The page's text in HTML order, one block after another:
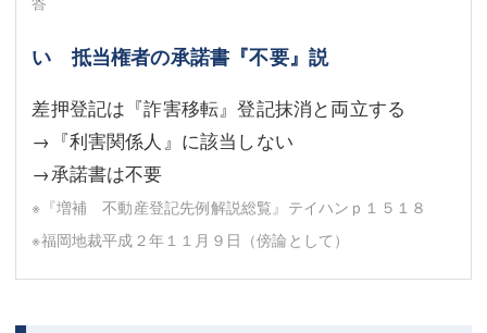
い 抵当権者の承諾書『不要』説
差押登記は『詐害移転』登記抹消と両立する
→『利害関係人』に該当しない
→承諾書は不要
※『増補 不動産登記先例解説総覧』テイハンｐ１５１８
※福岡地裁平成２年１１月９日（傍論として）